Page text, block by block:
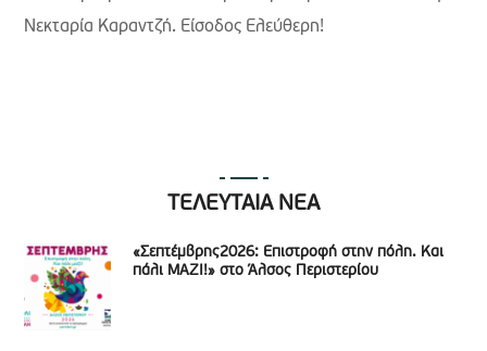
Νεκταρία Καραντζή. Είσοδος Ελεύθερη!
ΤΕΛΕΥΤΑΙΑ ΝΕΑ
«Σεπτέμβρης2026: Επιστροφή στην πόλη. Και
πάλι ΜΑΖΙ!» στο Άλσος Περιστερίου